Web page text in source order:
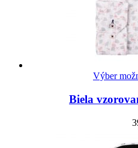
Výber
Biela